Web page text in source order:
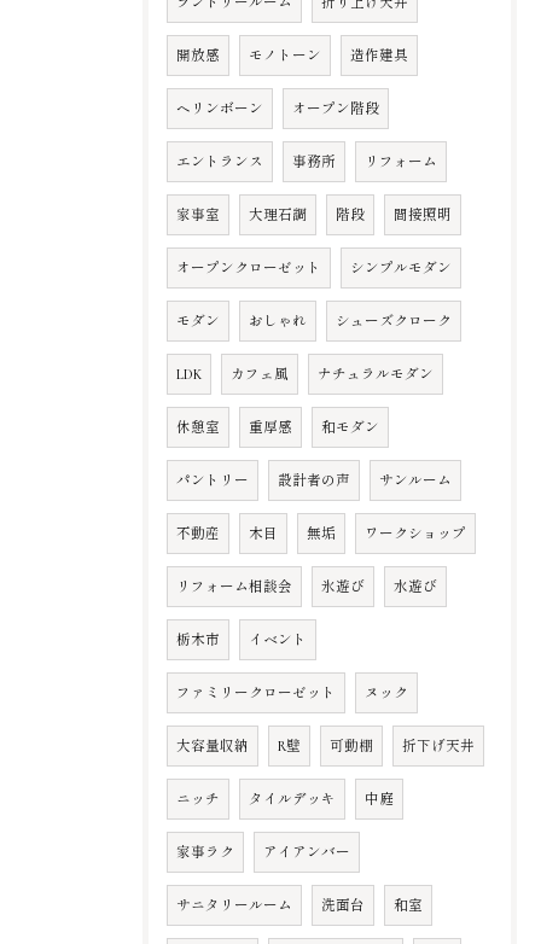
開放感 モノトーン 造作建具
ヘリンボーン オープン階段
エントランス 事務所 リフォーム
家事室 大理石調 階段 間接照明
オープンクローゼット シンプルモダン
モダン おしゃれ シューズクローク
LDK カフェ風 ナチュラルモダン
休憩室 重厚感 和モダン
パントリー 設計者の声 サンルーム
不動産 木目 無垢 ワークショップ
リフォーム相談会 氷遊び 水遊び
栃木市 イベント
ファミリークローゼット ヌック
大容量収納 R壁 可動棚 折下げ天井
ニッチ タイルデッキ 中庭
家事ラク アイアンバー
サニタリールーム 洗面台 和室